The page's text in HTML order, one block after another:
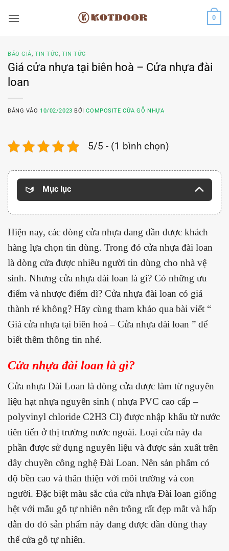
qua
0
BÁO GIÁ,TIN TỨC,TIN TỨC
Giá cửa nhựa tại biên hoà – Cửa nhựa đài
loan
ĐĂNG VÀO 10/02/2023 BỞICOMPOSITE CỬA GỖ NHỰA
5/5 - (1 bình chọn)
Mục lục
Hiện nay, các dòng cửa nhựa đang dần được khách
hàng lựa chọn tin dùng. Trong đó cửa nhựa đài loan
là dòng cửa được nhiều người tin dùng cho nhà vệ
sinh. Nhưng cửa nhựa đài loan là gì? Có những ưu
điểm và nhược điểm dì? Cửa nhựa đài loan có giá
thành rẻ không? Hãy cùng tham khảo qua bài viết “
Giá cửa nhựa tại biên hoà – Cửa nhựa đài loan ” để
biết thêm thông tin nhé.
Cửa nhựa đài loan là gì?
Cửa nhựa Đài Loan là dòng cửa được làm từ nguyên
liệu hạt nhựa nguyên sinh ( nhựa PVC cao cấp –
polyvinyl chloride C2H3 Cl) được nhập khẩu từ nước
tiên tiến ở thị trường nước ngoài. Loại cửa này đa
phần được sử dụng nguyên liệu và được sản xuất trên
dây chuyền công nghệ Đài Loan. Nên sản phẩm có
độ bền cao và thân thiện với môi trường và con
người. Đặc biệt màu sắc của cửa nhựa Đài loan giống
hệt với mẫu gỗ tự nhiên nên trông rất đẹp mắt và hấp
dẫn do đó sản phẩm này đang được dần dùng thay
thế cửa gỗ tự nhiên.